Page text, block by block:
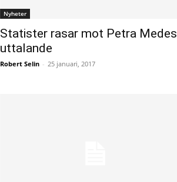
Nyheter
Statister rasar mot Petra Medes
uttalande
Robert Selin - 25 januari, 2017